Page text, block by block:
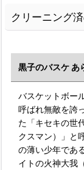
クリーニング
黒子のバスケ あ
バスケットボー
呼ばれ無敵を誇
た「キセキの世
クスマン）」と
の薄い少年であ
イトの火神大我